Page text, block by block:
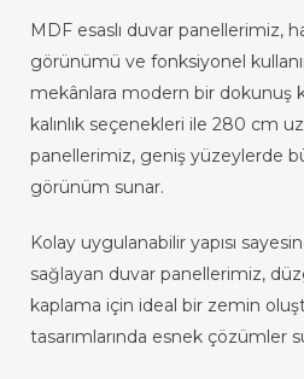
MDF esaslı duvar panellerimiz,
görünümü ve fonksiyonel
mekânlara modern bir dokunuş
kalınlık seçenekleri ile 280 cm
panellerimiz, geniş yüzeylerde
görünüm sunar.
Kolay uygulanabilir yapısı
sağlayan duvar panellerimiz,
kaplama için ideal bir zemin
tasarımlarında esnek çözümler